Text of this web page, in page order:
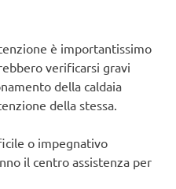
è importantissimo
verificarsi gravi
della caldaia
della stessa.
o impegnativo
il centro assistenza per